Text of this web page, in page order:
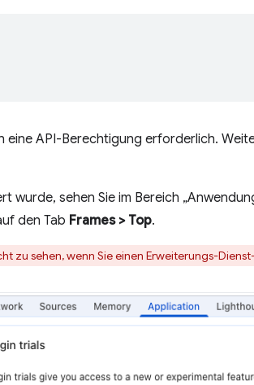
eine API-Berechtigung erforderlich.
wurde, sehen Sie im Bereich
den Tab Frames > Top.
zu sehen, wenn Sie einen Erweiterungs-